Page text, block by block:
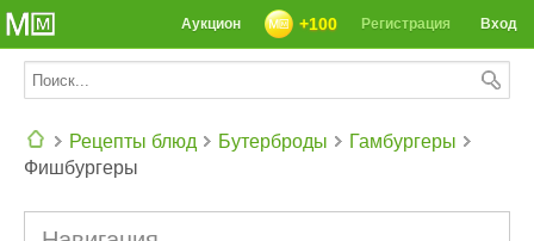
Вход
Регистрация
+100
Аукцион
Рецепты блюд Бутерброды
Гамбургеры
Фишбургеры